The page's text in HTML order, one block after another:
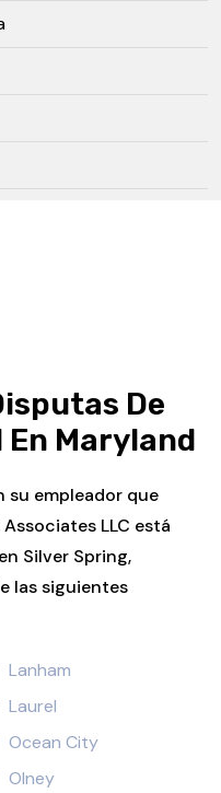
De
Maryland
su empleador que
LLC está
Silver Spring,
las siguientes
Lanham
Laurel
Ocean City
Olney